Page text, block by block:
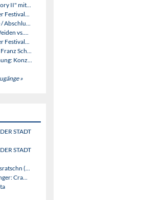
II" mit...
Festival...
Abschlu...
vs....
Festival...
Sch...
Konz...
»
STADT
STADT
(...
Cra...